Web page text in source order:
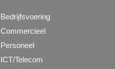
Bedrijfsvoering
Commercieel
Personeel
ICT/Telecom